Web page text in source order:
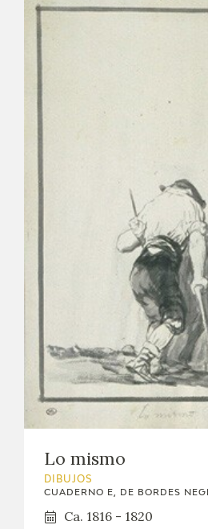
Lo mismo
DIBUJOS
CUADERNO E, DE BORDES
Ca. 1816 - 1820